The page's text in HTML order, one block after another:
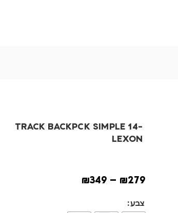
TRACK BACKPCK SIMPLE 14-
LEXON
₪279
–
₪349
צבע